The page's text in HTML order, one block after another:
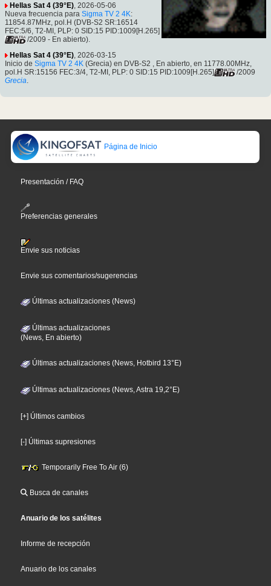
Hellas Sat 4 (39°E) , 2026-05-06
Nueva frecuencia para Sigma TV 2 4K:
11854.87MHz, pol.H (DVB-S2 SR:16514
FEC:5/6, T2-MI, PLP: 0 SID:15 PID:1009[H.265]
/2009 - En abierto).
Hellas Sat 4 (39°E), 2026-03-15
Inicio de Sigma TV 2 4K (Grecia) en DVB-S2 , En abierto, en 11778.00MHz,
pol.H SR:15156 FEC:3/4, T2-MI, PLP: 0 SID:15 PID:1009[H.265]
/2009
Grecia.
Página de Inicio
Presentación / FAQ
Preferencias generales
Envie sus noticias
Envie sus comentarios/sugerencias
Últimas actualizaciones (News)
Últimas actualizaciones
(News, En abierto)
Últimas actualizaciones (News, Hotbird 13°E)
Últimas actualizaciones (News, Astra 19,2°E)
[+] Últimos cambios
[-] Últimas supresiones
Temporarily Free To Air (6)
Busca de canales
Anuario de los satélites
Informe de recepción
Anuario de los canales